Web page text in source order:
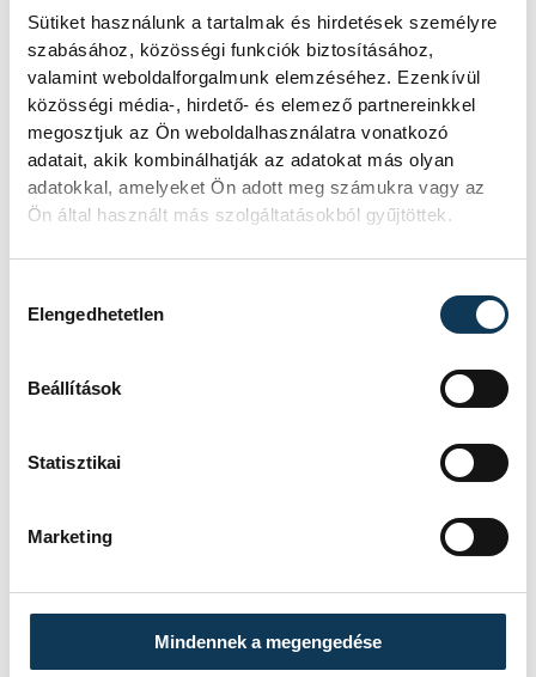
Sütiket használunk a tartalmak és hirdetések személyre
szabásához, közösségi funkciók biztosításához,
valamint weboldalforgalmunk elemzéséhez. Ezenkívül
közösségi média-, hirdető- és elemező partnereinkkel
megosztjuk az Ön weboldalhasználatra vonatkozó
adatait, akik kombinálhatják az adatokat más olyan
adatokkal, amelyeket Ön adott meg számukra vagy az
Ön által használt más szolgáltatásokból gyűjtöttek.
Elengedhetetlen
Beállítások
Statisztikai
Marketing
Mindennek a megengedése
SZERZŐ
Simon
Dániel